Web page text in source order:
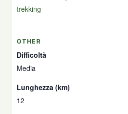
trekking
OTHER
Difficoltà
Media
Lunghezza (km)
12